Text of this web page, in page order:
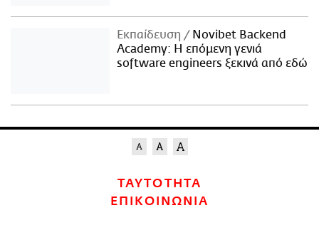
Εκπαίδευση
Novibet Backend
Academy: Η επόμενη γενιά
software engineers ξεκινά από εδώ
ΤΑΥΤΟΤΗΤΑ
ΕΠΙΚΟΙΝΩΝΙΑ